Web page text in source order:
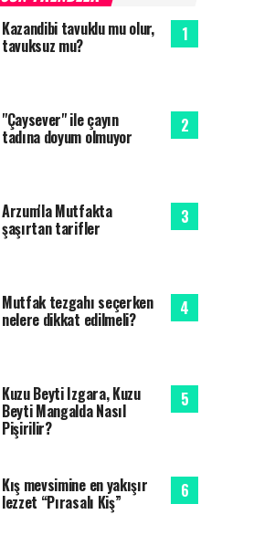
Kazandibi tavuklu mu olur,
tavuksuz mu?
"Çaysever" ile çayın
tadına doyum olmuyor
Arzum'la Mutfakta
şaşırtan tarifler
Mutfak tezgahı seçerken
nelere dikkat edilmeli?
Kuzu Beyti Izgara, Kuzu
Beyti Mangalda Nasıl
Pişirilir?
Kış mevsimine en yakışır
lezzet “Pırasalı Kiş”